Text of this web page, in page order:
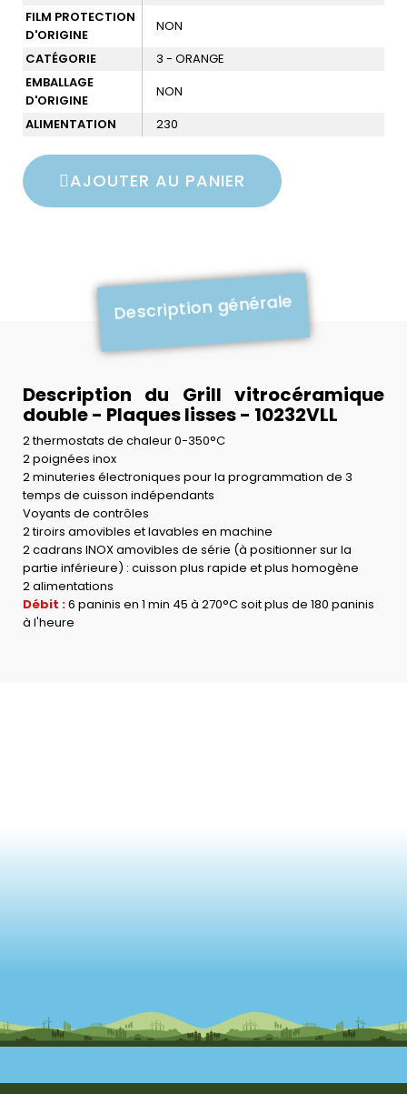
FILM PROTECTION
D'ORIGINE
NON
CATÉGORIE
3 - ORANGE
EMBALLAGE
D'ORIGINE
NON
ALIMENTATION
230
AJOUTER AU PANIER
Description générale
Description du Grill vitrocéramique
double - Plaques lisses - 10232VLL
2 thermostats de chaleur 0-350°C
2 poignées inox
2 minuteries électroniques pour la programmation de 3
temps de cuisson indépendants
Voyants de contrôles
2 tiroirs amovibles et lavables en machine
2 cadrans INOX amovibles de série (à positionner sur la
partie inférieure) : cuisson plus rapide et plus homogène
2 alimentations
Débit :6 paninis en 1 min 45 à 270°C soit plus de 180 paninis
à l'heure